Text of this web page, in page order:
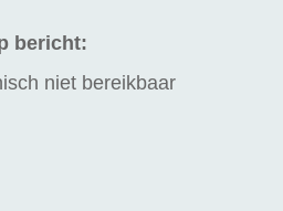
bericht:
niet bereikbaar